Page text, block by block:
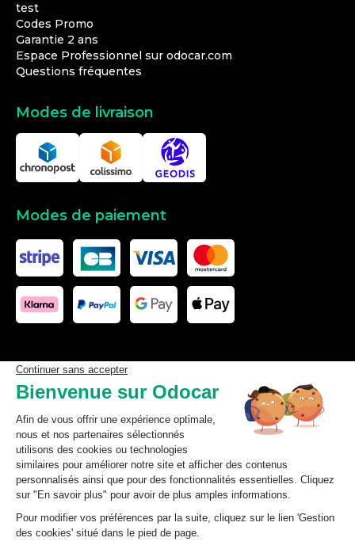
test
Codes Promo
Garantie 2 ans
Espace Professionnel sur odocar.com
Questions fréquentes
Modes de livraison
Modes de paiement
Les données affichées ici, particulièrement la base de donnée
complète, ne doivent pas être copiées. Il est interdit d’exploiter les
données ou la base de données complète, de laisser un tiers les
exploiter, ni de les rendre accessible à un tiers, sans accord
préalable de TecDoc. Toute infraction constitue une violation des
droits d’auteur et fera l’objet de poursuites.
odocar2026©
CGV Particuliers
CGV Professionnels